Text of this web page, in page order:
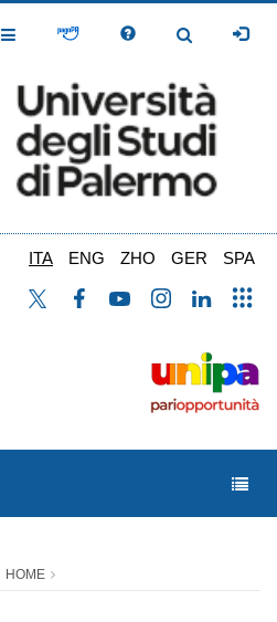
Toggle
Toggle
ITA ENG ZHO GER SPA
HOME